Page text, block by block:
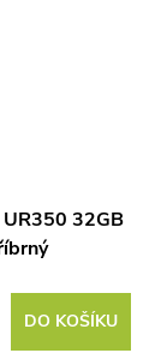
32GB
DO KOŠÍKU